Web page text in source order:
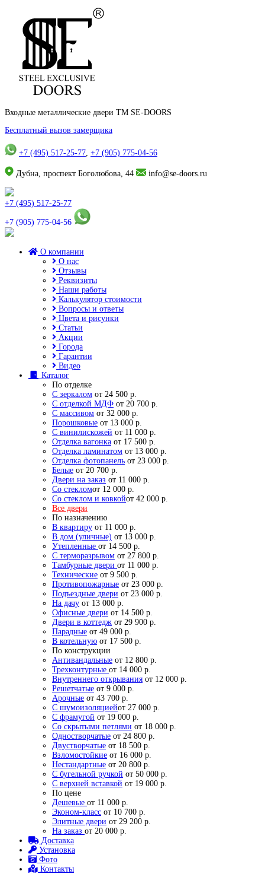
Входные металлические двери TM SE-DOORS
Бесплатный вызов замерщика
+7 (495) 517-25-77, +7 (905) 775-04-56
Дубна, проспект Боголюбова, 44 info@se-doors.ru
+7 (495) 517-25-77
+7 (905) 775-04-56
О компании
О нас
Отзывы
Реквизиты
Наши работы
Калькулятор стоимости
Вопросы и ответы
Цвета и рисунки
Статьи
Акции
Города
Гарантии
Видео
Каталог
По отделке
С зеркалом от 24 500 р.
С отделкой МДФ от 20 700 р.
С массивом от 32 000 р.
Порошковые от 13 000 р.
С винилискожей от 11 000 р.
Отделка вагонка от 17 500 р.
Отделка ламинатом от 13 000 р.
Отделка фотопанель от 23 000 р.
Белые от 20 700 р.
Двери на заказ от 11 000 р.
Со стекломот 12 000 р.
Со стеклом и ковкойот 42 000 р.
Все двери
По назначению
В квартиру от 11 000 р.
В дом (уличные) от 13 000 р.
Утепленные от 14 500 р.
С терморазрывом от 27 800 р.
Тамбурные двери от 11 000 р.
Технические от 9 500 р.
Противопожарные от 23 000 р.
Подъездные двери от 23 000 р.
На дачу от 13 000 р.
Офисные двери от 14 500 р.
Двери в коттедж от 29 900 р.
Парадные от 49 000 р.
В котельную от 17 500 р.
По конструкции
Антивандальные от 12 800 р.
Трехконтурные от 14 000 р.
Внутреннего открывания от 12 000 р.
Решетчатые от 9 000 р.
Арочные от 43 700 р.
С шумоизоляциейот 27 000 р.
С фрамугой от 19 000 р.
Со скрытыми петлями от 18 000 р.
Одностворчатые от 24 800 р.
Двустворчатые от 18 500 р.
Взломостойкие от 16 000 р.
Нестандартные от 20 800 р.
С бугельной ручкой от 50 000 р.
С верхней вставкой от 19 000 р.
По цене
Дешевые от 11 000 р.
Эконом-класс от 10 700 р.
Элитные двери от 29 200 р.
На заказ от 20 000 р.
Доставка
Установка
Фото
Контакты